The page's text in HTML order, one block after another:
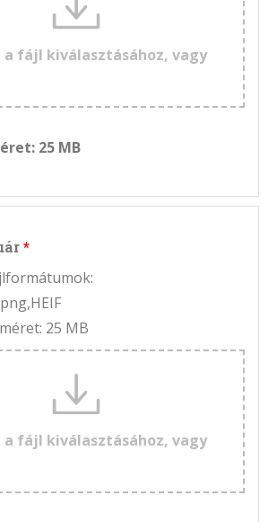
fájl kiválasztásához, vagy
25 MB
25 MB
fájl kiválasztásához, vagy